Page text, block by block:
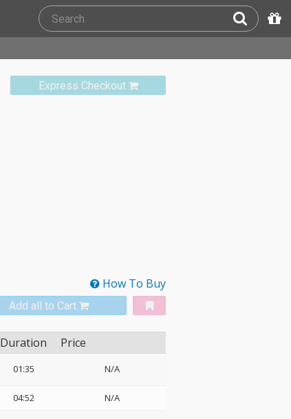
Express Checkout
How To Buy
Add all to Cart
Duration Price
01:35 N/A
04:52 N/A